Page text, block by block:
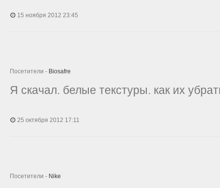
15 ноября 2012 23:45
Посетители - Biosafre
Я скачал. белые текстуры. как их
25 октября 2012 17:11
Посетители - Nike